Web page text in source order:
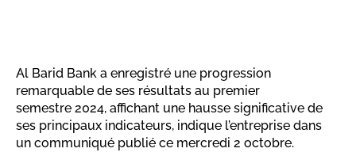
Al Barid Bank a enregistré une progression
remarquable de ses résultats au premier
semestre 2024, affichant une hausse significative de
ses principaux indicateurs, indique l’entreprise dans
un communiqué publié ce mercredi 2 octobre.